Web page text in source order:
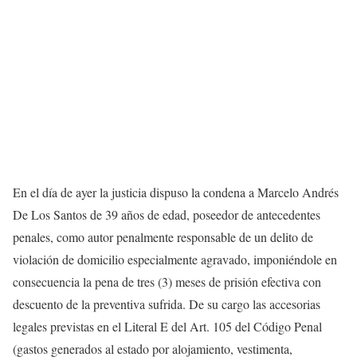
En el día de ayer la justicia dispuso la condena a Marcelo Andrés
De Los Santos de 39 años de edad, poseedor de antecedentes
penales, como autor penalmente responsable de un delito de
violación de domicilio especialmente agravado, imponiéndole en
consecuencia la pena de tres (3) meses de prisión efectiva con
descuento de la preventiva sufrida. De su cargo las accesorias
legales previstas en el Literal E del Art. 105 del Código Penal
(gastos generados al estado por alojamiento, vestimenta,